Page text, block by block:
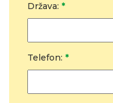
Država: *
Telefon: *